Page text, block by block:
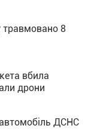
травмовано 8
вбила
дрони
ДСНС